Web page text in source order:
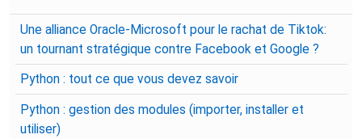
Une alliance Oracle-Microsoft pour le rachat de Tiktok:
un tournant stratégique contre Facebook et Google ?
Python : tout ce que vous devez savoir
Python : gestion des modules (importer, installer et
utiliser)